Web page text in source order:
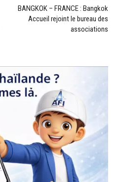
BANGKOK – FRANCE : Bangkok
Accueil rejoint le bureau des
associations